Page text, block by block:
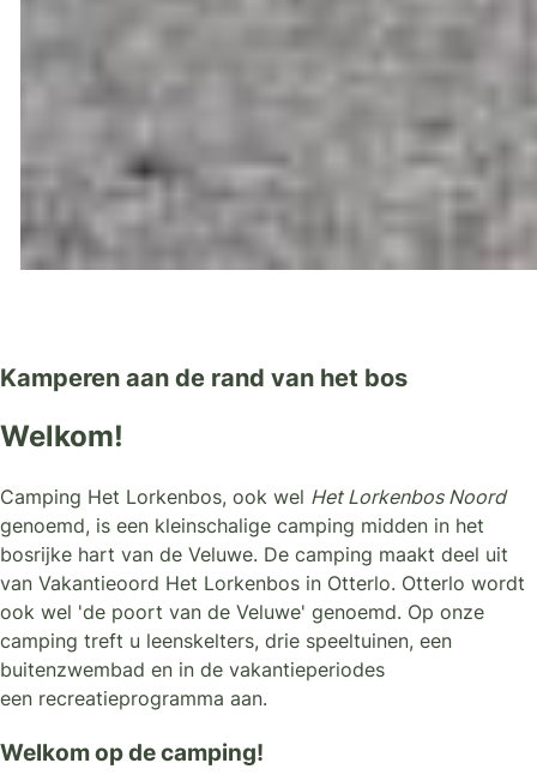
Kamperen aan de rand van het bos
Welkom!
Camping Het Lorkenbos, ook wel Het Lorkenbos Noord
genoemd, is een kleinschalige camping midden in het
bosrijke hart van de Veluwe. De camping maakt deel uit
van Vakantieoord Het Lorkenbos in Otterlo. Otterlo wordt
ook wel 'de poort van de Veluwe' genoemd. Op onze
camping treft u leenskelters, drie speeltuinen, een
buitenzwembad en in de vakantieperiodes
een recreatieprogramma aan.
Welkom op de camping!